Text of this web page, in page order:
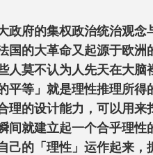
政府的集权政治统治观念
国的大革命又起源于欧洲
人莫不认为人先天在大脑
平等」就是理性推理所得
理的设计能力，可以用来
间就建立起一个合乎理性
己的「理性」运作起来，